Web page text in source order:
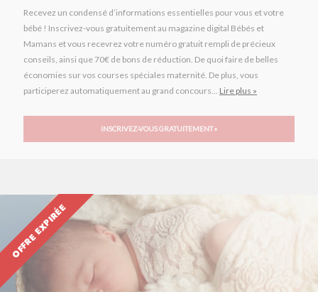
Recevez un condensé d’informations essentielles pour vous et votre
bébé ! Inscrivez-vous gratuitement au magazine digital Bébés et
Mamans et vous recevrez votre numéro gratuit rempli de précieux
conseils, ainsi que 70€ de bons de réduction. De quoi faire de belles
économies sur vos courses spéciales maternité. De plus, vous
participerez automatiquement au grand concours... Lire plus »
INSCRIVEZ-VOUS GRATUITEMENT »
OFFRE EXPIRÉE